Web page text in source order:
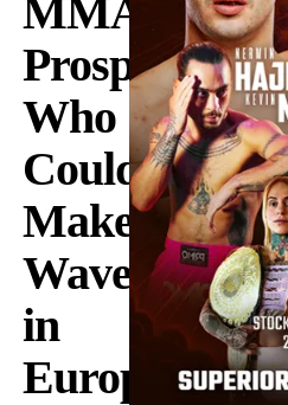
MMA
Prospects
Who
Could
Make
Waves
in
Europe